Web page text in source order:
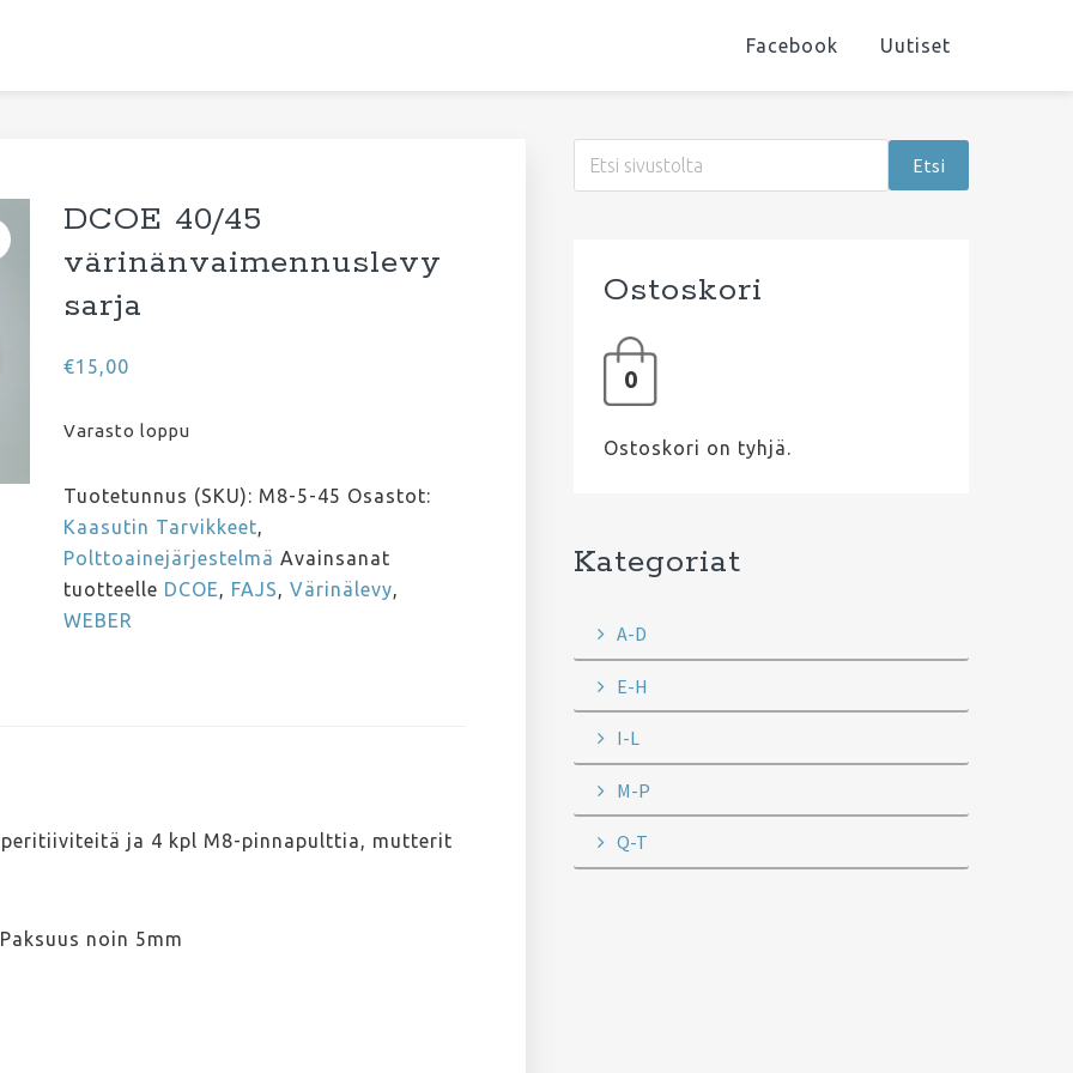
Facebook Uutiset
DCOE 40/45
värinänvaimennuslevy
sarja
€15,00
Varasto loppu
Tuotetunnus (SKU): M8-5-45 Osastot:
Kaasutin Tarvikkeet,
Polttoainejärjestelmä Avainsanat
tuotteelle DCOE, FAJS, Värinälevy,
WEBER
ja 4 kpl M8-pinnapulttia, mutterit
noin 5mm
Ensisijainen
sivupalkki
Ostoskori
0
Ostoskori on tyhjä.
Kategoriat
A-D
E-H
I-L
M-P
Q-T